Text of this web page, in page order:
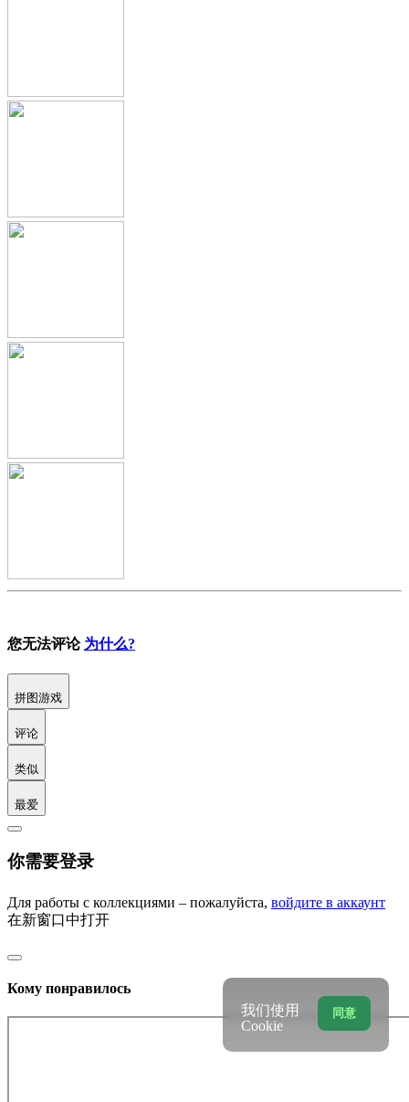
您无法评论 为什么?
拼图游戏
评论
类似
最爱
你需要登录
Для работы с коллекциями – пожалуйста, войдите в аккаунт
在新窗口中打开
Кому понравилось
同意
我们使用
Cookie